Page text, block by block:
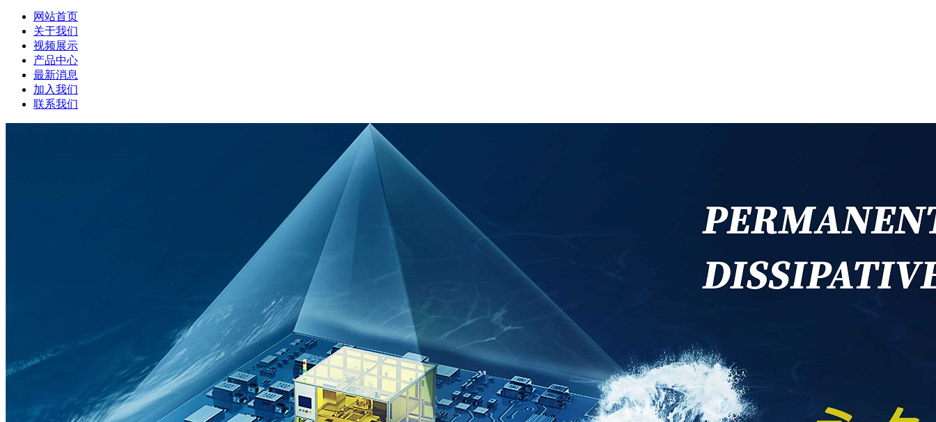
网站首页
关于我们
视频展示
产品中心
最新消息
加入我们
联系我们